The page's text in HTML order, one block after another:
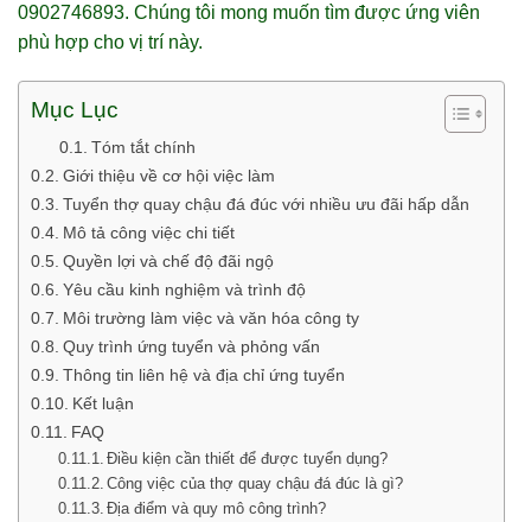
0902746893. Chúng tôi mong muốn tìm được ứng viên
phù hợp cho vị trí này.
Mục Lục
Tóm tắt chính
Giới thiệu về cơ hội việc làm
Tuyển thợ quay chậu đá đúc với nhiều ưu đãi hấp dẫn
Mô tả công việc chi tiết
Quyền lợi và chế độ đãi ngộ
Yêu cầu kinh nghiệm và trình độ
Môi trường làm việc và văn hóa công ty
Quy trình ứng tuyển và phỏng vấn
Thông tin liên hệ và địa chỉ ứng tuyển
Kết luận
FAQ
Điều kiện cần thiết để được tuyển dụng?
Công việc của thợ quay chậu đá đúc là gì?
Địa điểm và quy mô công trình?